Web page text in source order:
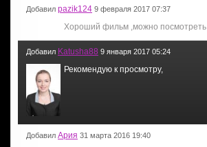
Добавил pazik124 9 февраля 2017 07:37
Хороший фильм ,можно посмотреть
Добавил Katusha88 9 января 2017 05:24
Рекомендую к просмотру,
Добавил Ария 31 марта 2016 19:40